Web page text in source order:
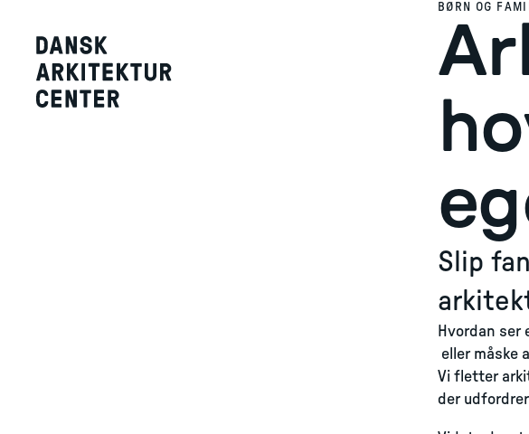
BØRN OG
Slip
Hvordan ser
eller måske
Vi fletter
der